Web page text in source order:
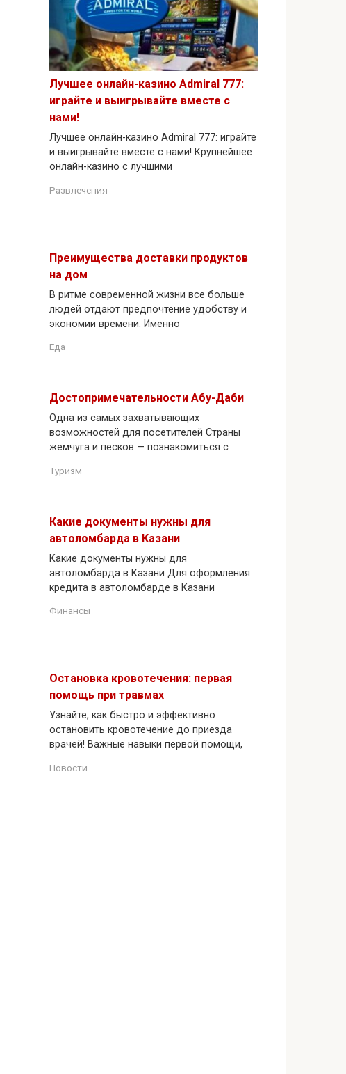
Лучшее онлайн-казино Admiral 777:
играйте и выигрывайте вместе с
нами!
Лучшее онлайн-казино Admiral 777: играйте
и выигрывайте вместе с нами! Крупнейшее
онлайн-казино с лучшими
Развлечения
Преимущества доставки продуктов
на дом
В ритме современной жизни все больше
людей отдают предпочтение удобству и
экономии времени. Именно
Еда
Достопримечательности Абу-Даби
Одна из самых захватывающих
возможностей для посетителей Страны
жемчуга и песков — познакомиться с
Туризм
Какие документы нужны для
автоломбарда в Казани
Какие документы нужны для
автоломбарда в Казани Для оформления
кредита в автоломбарде в Казани
Финансы
Остановка кровотечения: первая
помощь при травмах
Узнайте, как быстро и эффективно
остановить кровотечение до приезда
врачей! Важные навыки первой помощи,
Новости